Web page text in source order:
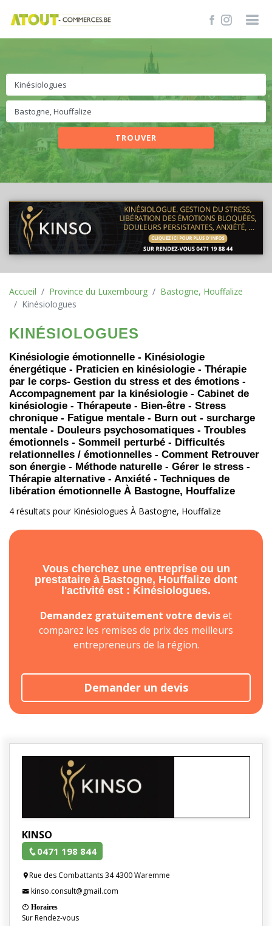
TROUVER
Accueil Province du Luxembourg
Bastogne, Houffalize
Kinésiologues
KINÉSIOLOGUES
Kinésiologie émotionnelle - Kinésiologie
énergétique - Praticien en kinésiologie - Thérapie
par le corps- Gestion du stress et des émotions -
Accompagnement par la kinésiologie - Cabinet de
kinésiologie - Thérapeute - Bien-être - Stress
chronique - Fatigue mentale - Burn out - surcharge
mentale - Douleurs psychosomatiques - Troubles
émotionnels - Sommeil perturbé - Difficultés
relationnelles / émotionnelles - Comment Retrouver
son énergie - Méthode naturelle - Gérer le stress -
Thérapie alternative - Anxiété - Techniques de
libération émotionnelle À Bastogne, Houffalize
4 résultats pour Kinésiologues À Bastogne, Houffalize
Vous cherchez une entreprise ou un
prestataire à Bastogne, Houffalize dont
l'activité est : Kinésiologues.
Demandez gratuitement votre deviset
comparez les remises de prix des meilleurs
entrepreneurs de la région.
Demander un devis
KINSO
0471 198 844
Rue des Combattants 34 4300 Waremme
kinso.consult@gmail.com
Horaires
Sur Rendez-vous